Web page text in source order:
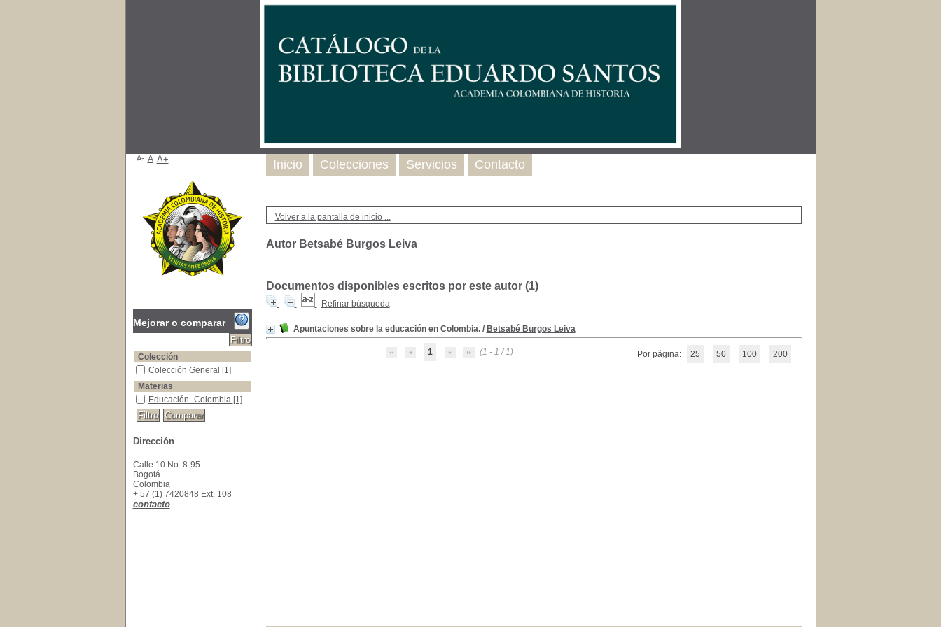
Volver a la pantalla de inicio ...
Autor Betsabé Burgos Leiva
Documentos disponibles escritos por este autor (1)
Refinar búsqueda
Apuntaciones sobre la educación en Colombia./ Betsabé Burgos Leiva
1 (1 - 1 / 1) Por página: 25 50 100 200
Inicio Colecciones Servicios Contacto
A- A A+
Mejorar o comparar
Colección
Colección General
Colección General [1]
Materias
Educación -Colombia
Educación -Colombia [1]
Dirección
Calle 10 No. 8-95
Bogotá
Colombia
+ 57 (1) 7420848 Ext. 108
contacto